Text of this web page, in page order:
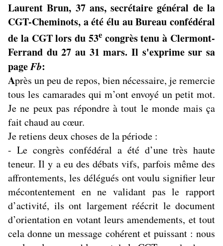
Laurent Brun, 37 ans, secrétaire général de la
CGT-Cheminots, a été élu au Bureau confédéral
de la CGT lors du 53econgrès tenu à Clermont-
Ferrand du 27 au 31 mars. Il s'exprime sur sa
pageFb:
Après un peu de repos, bien nécessaire, je remercie
tous les camarades qui m’ont envoyé un petit mot.
Je ne peux pas répondre à tout le monde mais ça
fait chaud au cœur.
Je retiens deux choses de la période :
- Le congrès confédéral a été d’une très haute
teneur. Il y a eu des débats vifs, parfois même des
affrontements, les délégués ont voulu signifier leur
mécontentement en ne validant pas le rapport
d’activité, ils ont largement réécrit le document
d’orientation en votant leurs amendements, et tout
cela donne un message cohérent et puissant : nous